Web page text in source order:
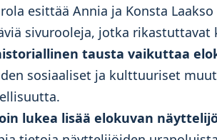
esittää Annia ja Konsta
sivurooleja, jotka rikastuttavat
tausta vaikuttaa
sosiaaliset ja kulttuuriset
lukea lisää elokuvan